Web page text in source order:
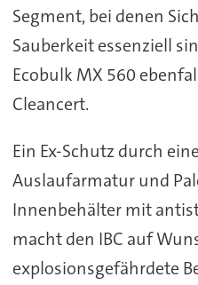
Segment, bei denen
Sauberkeit essenziell
Ecobulk MX 560
Cleancert.
Ein Ex-Schutz durch
Auslaufarmatur und
Innenbehälter mit
macht den IBC auf
explosionsgefährdete